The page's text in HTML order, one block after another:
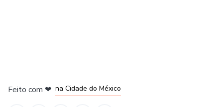
Feito com ❤ na Cidade do México